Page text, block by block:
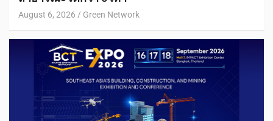
August 6, 2026 Green Network